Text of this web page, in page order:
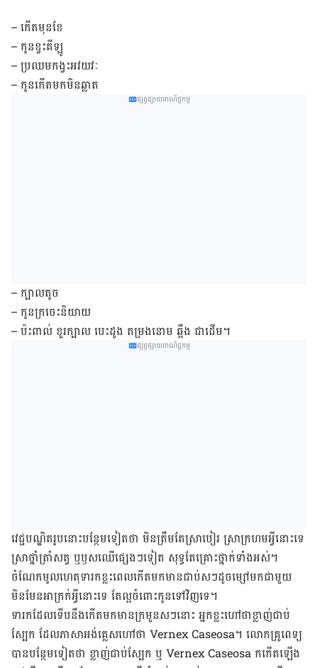
– កើត​មុន​ខែ
– កូន​ខ្វះ​គីឡូ
– ប្រឈម​កង្វះ​អវយវៈ
– កូន​កើត​មក​មិន​ឆ្លាត
ផ្សព្វផ្សាយពាណិជ្ជកម្ម
– ក្បាល​តូច
– កូន​ក្រ​ចេះ​និយាយ
– ប៉ះពាល់ ខួរក្បាល បេះដូង តម្រងនោម ឆ្អឹង ជាដើម។
ផ្សព្វផ្សាយពាណិជ្ជកម្ម
វេជ្ជបណ្ឌិត​រូប​នោះ​បន្ថែម​ទៀត​ថា មិន​ត្រឹម​តែ​ស្រាបៀរ ស្រា​ក្រហម​អ្វី​នោះ​ទេ
ស្រា​ថ្នាំ​ត្រាំ​សត្វ ឬ​ឫស​ឈើ​ផ្សេង​ៗ​ទៀត សុទ្ធតែ​គ្រោះថ្នាក់​ទាំងអស់។
ចំណែក​មូលហេតុ​ទារក​ខ្លះ​ពេល​កើត​មក​មាន​ជាប់​ស​ៗ​ដូច​ម្សៅ​មក​ជាមួយ
មិន​មែន​អាក្រក់​អ្វី​នោះ​ទេ តែ​ល្អ​ចំពោះ​កូន​ទៅវិញ​ទេ។
ទារក​ដែល​ទើប​នឹង​កើត​មក​មាន​ក្រមួន​ស​ៗ​នោះ អ្នក​ខ្លះ​ហៅ​ថា​ខ្លាញ់​ជាប់​
ស្បែក ដែល​ភាសា​អង់គ្លេស​ហៅ​ថា Vernex Caseosa។ លោក​គ្រូ​ពេទ្យ​
បាន​បន្ថែម​ទៀត​ថា ខ្លាញ់​ជាប់​ស្បែក ឬ Vernex Caseosa កកើត​ឡើង​